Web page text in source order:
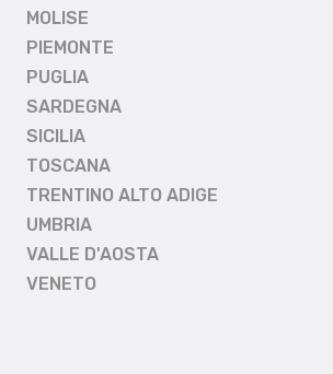
MOLISE
PIEMONTE
PUGLIA
SARDEGNA
SICILIA
TOSCANA
TRENTINO ALTO ADIGE
UMBRIA
VALLE D'AOSTA
VENETO